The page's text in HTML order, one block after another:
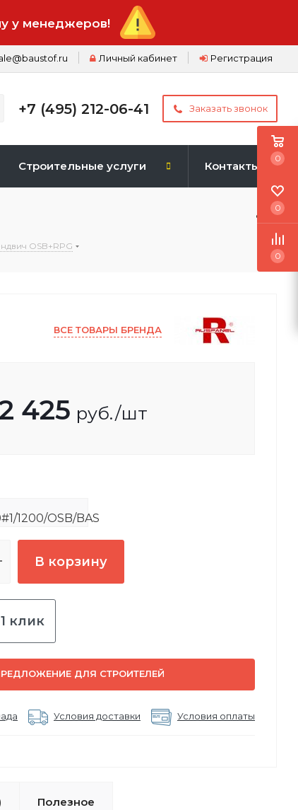
у менеджеров!
Регистрация
Личный кабинет
+7 (495) 212-06-41 Заказать звонок
Строительные услуги Контакты
OSB+RPG
ВСЕ ТОВАРЫ БРЕНДА
425 руб./шт
1200/OSB/BAS
В корзину
клик
ДЛЯ СТРОИТЕЛЕЙ
Условия доставки Условия оплаты
Полезное
0
0
0